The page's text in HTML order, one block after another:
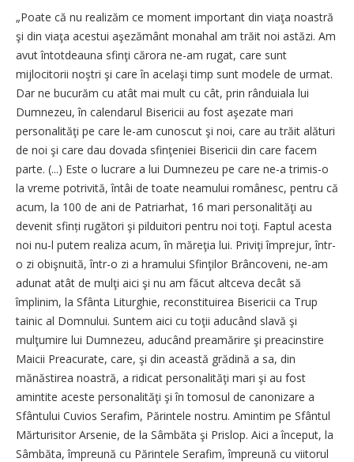
„Poate că nu realizăm ce moment important din viaţa noastră
şi din viaţa acestui aşezământ monahal am trăit noi astăzi. Am
avut întotdeauna sfinţi cărora ne-am rugat, care sunt
mijlocitorii noştri şi care în acelaşi timp sunt modele de urmat.
Dar ne bucurăm cu atât mai mult cu cât, prin rânduiala lui
Dumnezeu, în calendarul Bisericii au fost aşezate mari
personalităţi pe care le-am cunoscut şi noi, care au trăit alături
de noi şi care dau dovada sfinţeniei Bisericii din care facem
parte. (...) Este o lucrare a lui Dumnezeu pe care ne-a trimis-o
la vreme potrivită, întâi de toate neamului românesc, pentru că
acum, la 100 de ani de Patriarhat, 16 mari personalităţi au
devenit sfinți rugători şi pilduitori pentru noi toţi. Faptul acesta
noi nu-l putem realiza acum, în măreţia lui. Priviţi împrejur, într-
o zi obişnuită, într-o zi a hramului Sfinţilor Brâncoveni, ne-am
adunat atât de mulţi aici şi nu am făcut altceva decât să
împlinim, la Sfânta Liturghie, reconstituirea Bisericii ca Trup
tainic al Domnului. Suntem aici cu toţii aducând slavă şi
mulţumire lui Dumnezeu, aducând preamărire şi preacinstire
Maicii Preacurate, care, şi din această grădină a sa, din
mănăstirea noastră, a ridicat personalităţi mari şi au fost
amintite aceste personalităţi şi în tomosul de canonizare a
Sfântului Cuvios Serafim, Părintele nostru. Amintim pe Sfântul
Mărturisitor Arsenie, de la Sâmbăta şi Prislop. Aici a început, la
Sâmbăta, împreună cu Părintele Serafim, împreună cu viitorul